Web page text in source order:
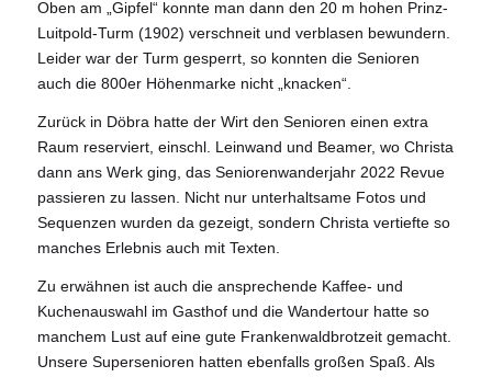
Oben am „Gipfel“ konnte man dann den 20 m hohen Prinz-
Luitpold-Turm (1902) verschneit und verblasen bewundern.
Leider war der Turm gesperrt, so konnten die Senioren
auch die 800er Höhenmarke nicht „knacken“.
Zurück in Döbra hatte der Wirt den Senioren einen extra
Raum reserviert, einschl. Leinwand und Beamer, wo Christa
dann ans Werk ging, das Seniorenwanderjahr 2022 Revue
passieren zu lassen. Nicht nur unterhaltsame Fotos und
Sequenzen wurden da gezeigt, sondern Christa vertiefte so
manches Erlebnis auch mit Texten.
Zu erwähnen ist auch die ansprechende Kaffee- und
Kuchenauswahl im Gasthof und die Wandertour hatte so
manchem Lust auf eine gute Frankenwaldbrotzeit gemacht.
Unsere Supersenioren hatten ebenfalls großen Spaß. Als